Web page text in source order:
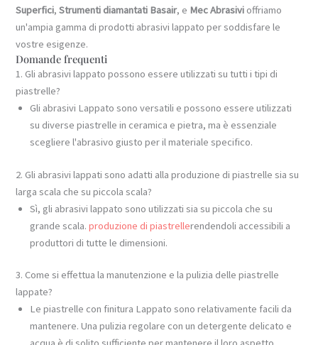
Superfici,Strumenti diamantati Basair, e Mec Abrasivi offriamo
un'ampia gamma di prodotti abrasivi lappato per soddisfare le
vostre esigenze.
Domande frequenti
1. Gli abrasivi lappato possono essere utilizzati su tutti i tipi di
piastrelle?
Gli abrasivi Lappato sono versatili e possono essere utilizzati
su diverse piastrelle in ceramica e pietra, ma è essenziale
scegliere l'abrasivo giusto per il materiale specifico.
2. Gli abrasivi lappati sono adatti alla produzione di piastrelle sia su
larga scala che su piccola scala?
Sì, gli abrasivi lappato sono utilizzati sia su piccola che su
grande scala.produzione di piastrellerendendoli accessibili a
produttori di tutte le dimensioni.
3. Come si effettua la manutenzione e la pulizia delle piastrelle
lappate?
Le piastrelle con finitura Lappato sono relativamente facili da
mantenere. Una pulizia regolare con un detergente delicato e